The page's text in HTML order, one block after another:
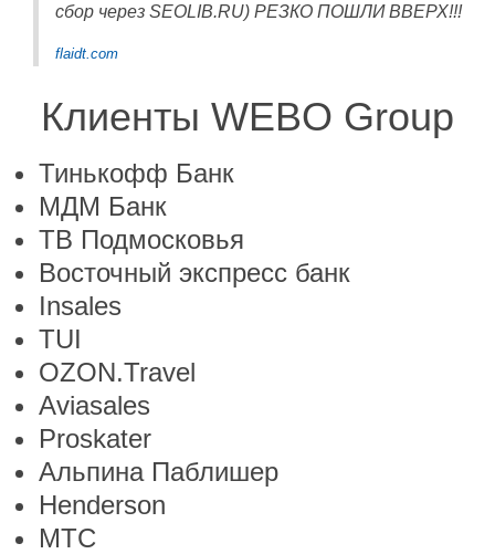
сбор через SEOLIB.RU) РЕЗКО ПОШЛИ ВВЕРХ!!!
flaidt.com
Клиенты WEBO Group
Тинькофф Банк
МДМ Банк
ТВ Подмосковья
Восточный экспресс банк
Insales
TUI
OZON.Travel
Aviasales
Proskater
Альпина Паблишер
Henderson
МТС